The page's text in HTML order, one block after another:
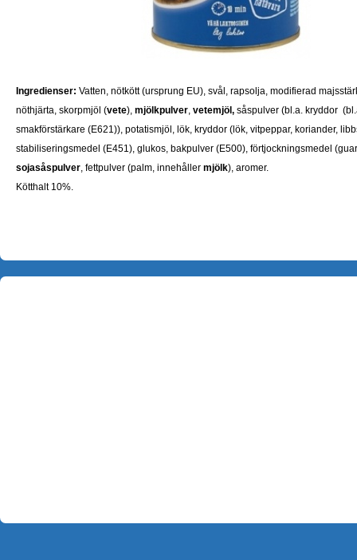
Ingredienser: Vatten, nötkött (ursprung EU), svål, rapsolja, modifierad
nöthjärta, skorpmjöl (vete), mjölkpulver, vetemjöl, såspulver (bl.a. kryddor
smakförstärkare (E621)), potatismjöl, lök, kryddor (lök, vitpeppar, koriander,
stabiliseringsmedel (E451), glukos, bakpulver (E500), förtjockningsmedel
sojasåspulver, fettpulver (palm, innehåller mjölk), aromer.
Kötthalt 10%.